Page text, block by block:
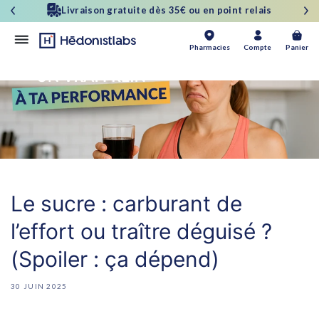
passer
contenu
Satisfait ou Remboursé 30 jours
Pharmacies Compte Panier
Panier
Le sucre : carburant de
l’effort ou traître déguisé ?
(Spoiler : ça dépend)
30 JUIN 2025